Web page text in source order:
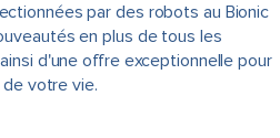
par des robots au Bionic
en plus de tous les
d'une offre exceptionnelle pour
votre vie.